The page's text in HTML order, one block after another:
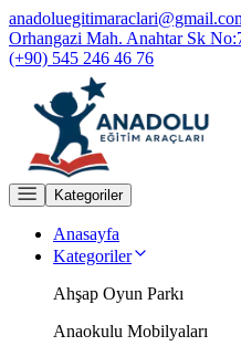
Orhangazi Mah. Anahtar Sk
(+90) 545 246 46 76
Kategoriler
Anasayfa
Kategoriler
Ahşap Oyun Parkı
Anaokulu Mobilyaları